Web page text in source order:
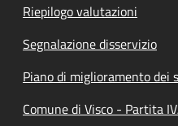
Riepilogo valutazioni
Segnalazione disservizio
Piano di miglioramento dei
Comune di Visco - Partita